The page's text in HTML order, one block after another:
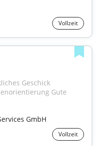
Vollzeit
Geschick
Gute
GmbH
Vollzeit